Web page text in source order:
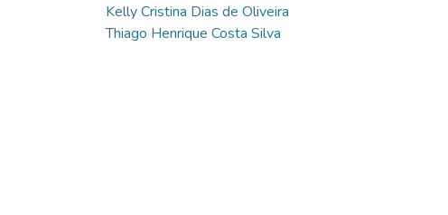
Kelly Cristina Dias de Oliveira
Thiago Henrique Costa Silva